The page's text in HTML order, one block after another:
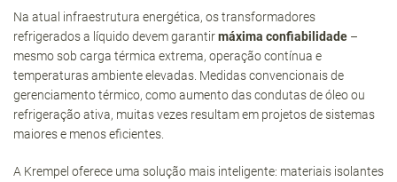
Na atual infraestrutura energética, os transformadores
refrigerados a líquido devem garantirmáxima confiabilidade –
mesmo sob carga térmica extrema, operação contínua e
temperaturas ambiente elevadas. Medidas convencionais de
gerenciamento térmico, como aumento das condutas de óleo ou
refrigeração ativa, muitas vezes resultam em projetos de sistemas
maiores e menos eficientes.
A Krempel oferece uma solução mais inteligente: materiais isolantes